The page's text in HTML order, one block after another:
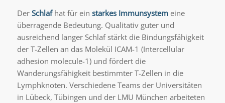
Der Schlafhat für ein starkes Immunsystemeine
überragende Bedeutung. Qualitativ guter und
ausreichend langer Schlaf stärkt die Bindungsfähigkeit
der T-Zellen an das Molekül ICAM-1 (Intercellular
adhesion molecule-1) und fördert die
Wanderungsfähigkeit bestimmter T-Zellen in die
Lymphknoten. Verschiedene Teams der Universitäten
in Lübeck, Tübingen und der LMU München arbeiteten